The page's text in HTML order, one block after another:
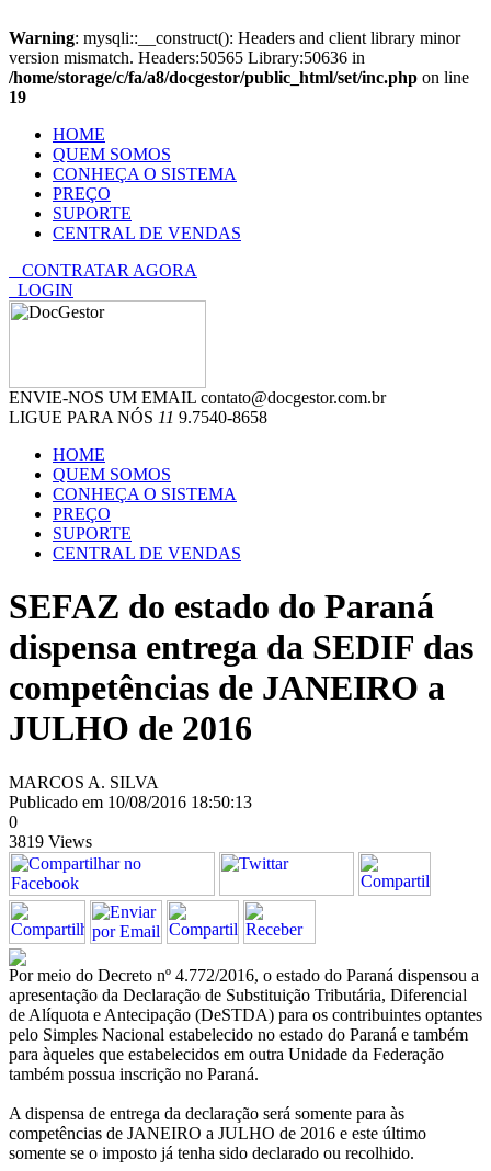
Warning: mysqli::__construct(): Headers and client library minor
version mismatch. Headers:50565 Library:50636 in
/home/storage/c/fa/a8/docgestor/public_html/set/inc.php on line
19
HOME
QUEM SOMOS
CONHEÇA O SISTEMA
PREÇO
SUPORTE
CENTRAL DE VENDAS
CONTRATAR AGORA
LOGIN
ENVIE-NOS UM EMAIL contato@docgestor.com.br
LIGUE PARA NÓS 11 9.7540-8658
HOME
QUEM SOMOS
CONHEÇA O SISTEMA
PREÇO
SUPORTE
CENTRAL DE VENDAS
SEFAZ do estado do Paraná
dispensa entrega da SEDIF das
competências de JANEIRO a
JULHO de 2016
MARCOS A. SILVA
Publicado em 10/08/2016 18:50:13
0
3819 Views
Por meio do Decreto nº 4.772/2016, o estado do Paraná dispensou a
apresentação da Declaração de Substituição Tributária, Diferencial
de Alíquota e Antecipação (DeSTDA) para os contribuintes optantes
pelo Simples Nacional estabelecido no estado do Paraná e também
para àqueles que estabelecidos em outra Unidade da Federação
também possua inscrição no Paraná.
A dispensa de entrega da declaração será somente para às
competências de JANEIRO a JULHO de 2016 e este último
somente se o imposto já tenha sido declarado ou recolhido.